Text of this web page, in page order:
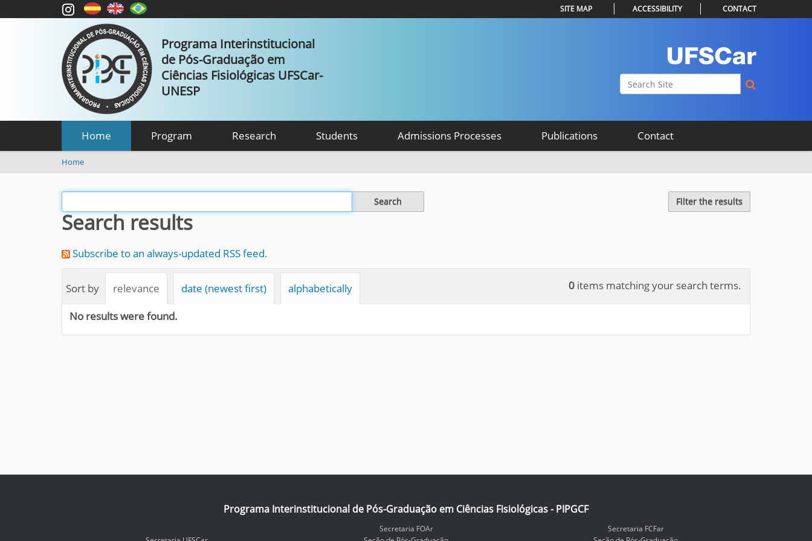
Programa Interinstitucional
de Pós-Graduação em
Ciências Fisiológicas UFSCar-
UNESP
Search Site
SITE MAP ACCESSIBILITY CONTACT
Home Program Research Students Admissions Processes Publications Contact
Y
r
e
e
Home
Filter the results
Search results
Subscribe to an always-updated RSS feed.
0 items matching your search terms.
Sort by relevance date (newest first)
alphabetically
No results were found.
Programa Interinstitucional de Pós-Graduação em Ciências Fisiológicas - PIPGCF
Secretaria FOAr
Secretaria FCFar